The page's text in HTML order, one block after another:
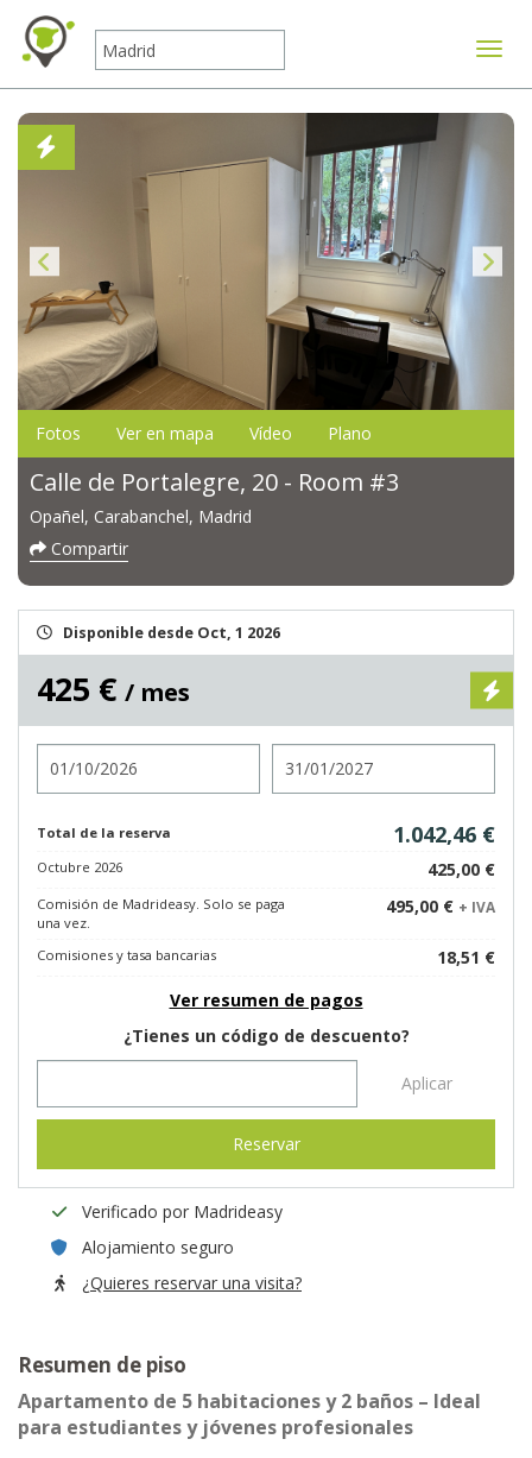
Fotos Ver en mapa Vídeo Plano
Calle de Portalegre, 20 - Room #3
Opañel, Carabanchel, Madrid
Compartir
Disponible desde Oct, 1 2026
425 € / mes
Total de la reserva 1.042,46 €
Octubre 2026 425,00 €
Comisión de Madrideasy. Solo se paga
una vez.
495,00 € + IVA
Comisiones y tasa bancarias
18,51 €
Ver resumen de pagos
¿Tienes un código de descuento?
Aplicar
Reservar
Verificado por Madrideasy
Alojamiento seguro
¿Quieres reservar una visita?
Resumen de piso
Apartamento de 5 habitaciones y 2 baños – Ideal
para estudiantes y jóvenes profesionales